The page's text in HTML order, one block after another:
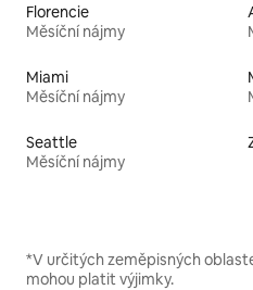
Florencie
Měsíční nájmy
Miami
Měsíční nájmy
Seattle
Měsíční nájmy
*V určitých zeměpisných
mohou platit výjimky.